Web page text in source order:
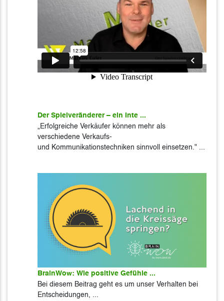
Der Spielveränderer – ein Inte ...
„Erfolgreiche Verkäufer können mehr als
verschiedene Verkaufs-
und Kommunikationstechniken sinnvoll einsetzen." ...
BrainWow: Wie positive Gefühle ...
Bei diesem Beitrag geht es um unser Verhalten bei
Entscheidungen, ...